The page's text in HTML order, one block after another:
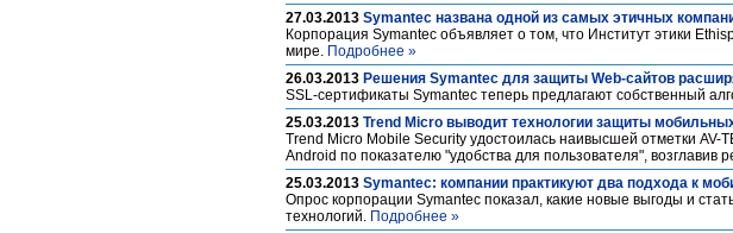
27.03.2013 Symantec названа одной из самых этичных
Корпорация Symantec объявляет о том, что Институт этики
мире. Подробнее »
26.03.2013 Решения Symantec для защиты Web-сайтов
SSL-сертификаты Symantec теперь предлагают собственный
25.03.2013 Trend Micro выводит технологии защиты
Trend Micro Mobile Security удостоилась наивысшей отметки AV-
Android по показателю "удобства для пользователя", возглавив
25.03.2013 Symantec: компании практикуют два подхода к
Опрос корпорации Symantec показал, какие новые выгоды и
технологий. Подробнее »